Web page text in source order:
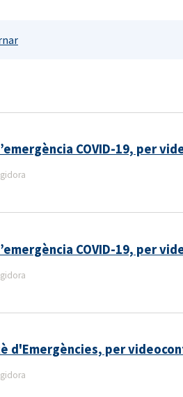
COVID-19, per
COVID-19, per
d'Emergències, per